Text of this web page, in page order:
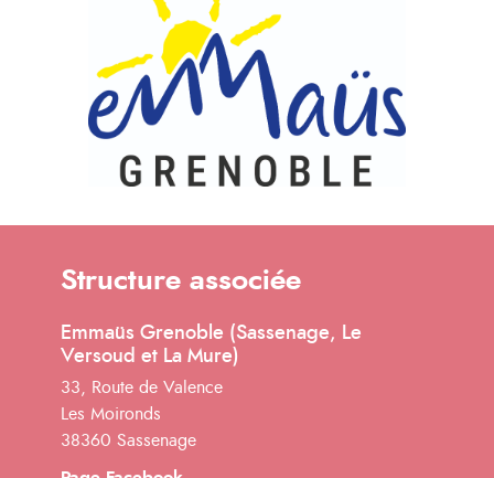
Structure associée
Emmaüs Grenoble (Sassenage, Le
Versoud et La Mure)
33, Route de Valence
Les Moironds
38360 Sassenage